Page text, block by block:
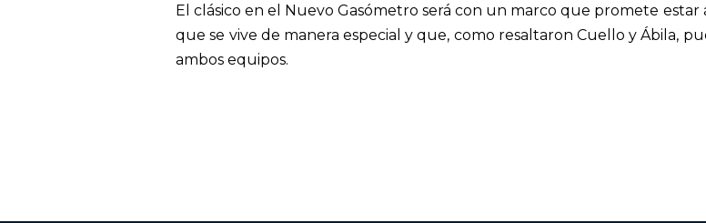
El clásico en el Nuevo Gasómetro será con un marco que promete
que se vive de manera especial y que, como resaltaron Cuello y Ábila,
ambos equipos.